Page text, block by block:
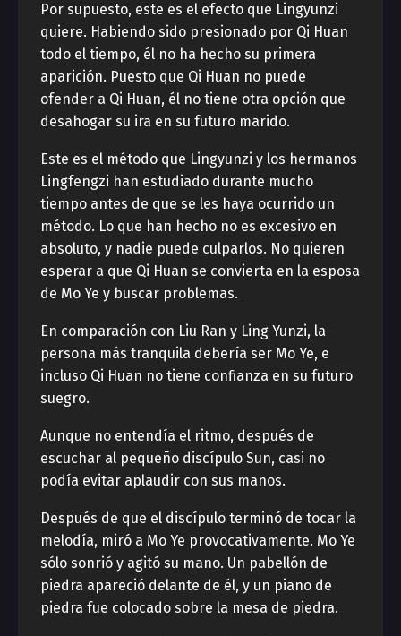
Por supuesto, este es el efecto que Lingyunzi
quiere. Habiendo sido presionado por Qi Huan
todo el tiempo, él no ha hecho su primera
aparición. Puesto que Qi Huan no puede
ofender a Qi Huan, él no tiene otra opción que
desahogar su ira en su futuro marido.
Este es el método que Lingyunzi y los hermanos
Lingfengzi han estudiado durante mucho
tiempo antes de que se les haya ocurrido un
método. Lo que han hecho no es excesivo en
absoluto, y nadie puede culparlos. No quieren
esperar a que Qi Huan se convierta en la esposa
de Mo Ye y buscar problemas.
En comparación con Liu Ran y Ling Yunzi, la
persona más tranquila debería ser Mo Ye, e
incluso Qi Huan no tiene confianza en su futuro
suegro.
Aunque no entendía el ritmo, después de
escuchar al pequeño discípulo Sun, casi no
podía evitar aplaudir con sus manos.
Después de que el discípulo terminó de tocar la
melodía, miró a Mo Ye provocativamente. Mo Ye
sólo sonrió y agitó su mano. Un pabellón de
piedra apareció delante de él, y un piano de
piedra fue colocado sobre la mesa de piedra.